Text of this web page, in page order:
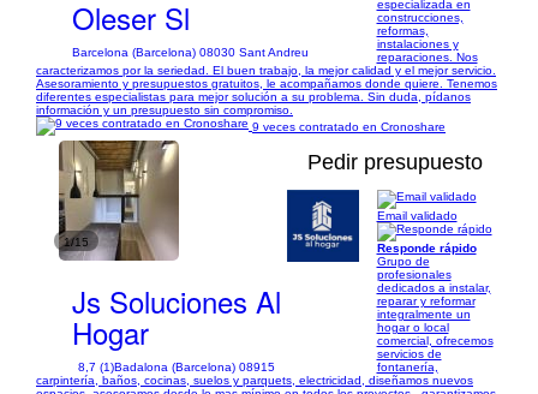
Oleser Sl
Barcelona (Barcelona) 08030 Sant Andreu
especializada en
construcciones,
reformas,
instalaciones y
reparaciones. Nos
caracterizamos por la seriedad. El buen trabajo, la mejor calidad y el mejor servicio.
Asesoramiento y presupuestos gratuitos, le acompañamos donde quiere. Tenemos
diferentes especialistas para mejor solución a su problema. Sin duda, pídanos
información y un presupuesto sin compromiso.
9 veces contratado en Cronoshare
1/15
Pedir presupuesto
Js Soluciones Al
Hogar
8,7 (1)Badalona (Barcelona) 08915
Email validado
Responde rápido
Grupo de
profesionales
dedicados a instalar,
reparar y reformar
integralmente un
hogar o local
comercial, ofrecemos
servicios de
fontanería,
carpintería, baños, cocinas, suelos y parquets, electricidad, diseñamos nuevos